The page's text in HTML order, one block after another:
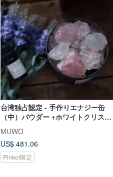
台湾独占認定 - 手作りエナジー缶
（中）パウダー +ホワイトクリスタ
ザーエッセンシャルオイル 10ml
MUWO
US$ 481.06
Pinkoi限定